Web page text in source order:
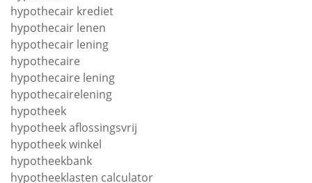
hypothecair krediet
hypothecair lenen
hypothecair lening
hypothecaire
hypothecaire lening
hypothecairelening
hypotheek
hypotheek aflossingsvrij
hypotheek winkel
hypotheekbank
hypotheeklasten calculator